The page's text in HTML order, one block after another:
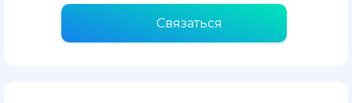
Связаться